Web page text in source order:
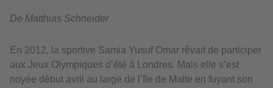
De Matthias Schneider
En 2012, la sportive Samia Yusuf Omar rêvait de participer
aux Jeux Olympiques d’été à Londres. Mais elle s’est
noyée début avril au large de l’île de Malte en fuyant son